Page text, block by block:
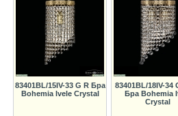
83401BL/15IV-33 G R Бра
Bohemia Ivele Crystal
83401BL/18IV-34
Бра Bohemia
Crystal